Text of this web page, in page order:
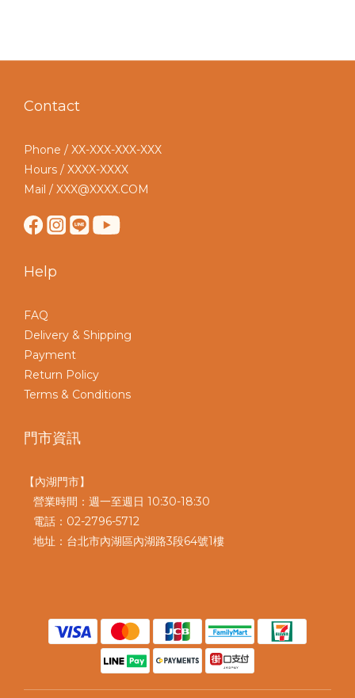
Contact
Phone / XX-XXX-XXX-XXX
Hours / XXXX-XXXX
Mail / XXX@XXXX.COM
Help
FAQ
Delivery & Shipping
Payment
Return Policy
Terms & Conditions
門市資訊
【內湖門市】
營業時間：週一至週日 10:30-18:30
電話：02-2796-5712
地址：台北市內湖區內湖路3段64號1樓